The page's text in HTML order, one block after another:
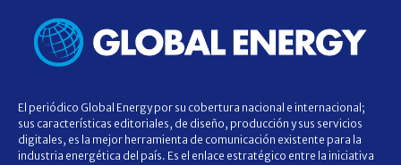
El periódico Global Energy por su cobertura nacional e internacional;
sus características editoriales, de diseño, producción y sus servicios
digitales, es la mejor herramienta de comunicación existente para la
industria energética del país. Es el enlace estratégico entre la iniciativa